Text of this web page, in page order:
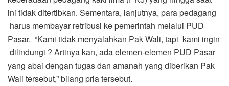
ini tidak ditertibkan. Sementara, lanjutnya, para pedagang
harus membayar retribusi ke pemerintah melalui PUD
Pasar. “Kami tidak menyalahkan Pak Wali, tapi kami ingin
dilindungi ? Artinya kan, ada elemen-elemen PUD Pasar
yang abai dengan tugas dan amanah yang diberikan Pak
Wali tersebut,” bilang pria tersebut.